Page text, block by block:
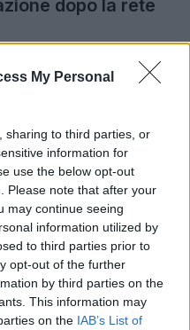
My Personal
sharing to third parties, or
information for
use the below opt-out
Please note that after your
may continue seeing
information utilized by
to third parties prior to
opt-out of the further
by third parties on the
This information may
on the IAB’s List of
dopo la rete
forza. Hanno fatto
doppiamente
quello che era
da squadra. La
possono portarti
reagito alla grande.
messe d'accordo